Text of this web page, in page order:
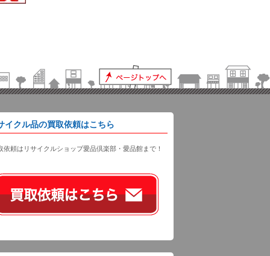
イクル品の買取依頼はこちら
依頼はリサイクルショップ愛品倶楽部・愛品館まで！